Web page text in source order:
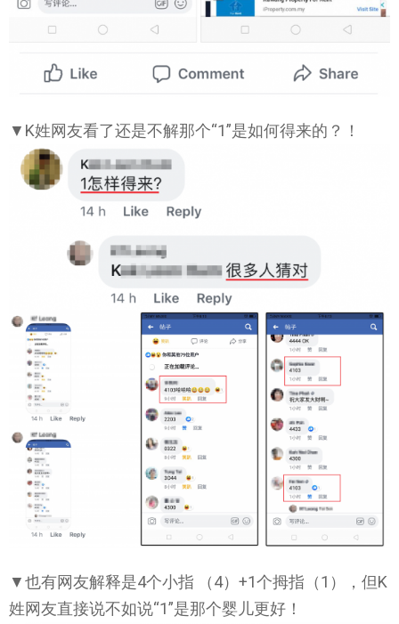
▼K姓网友看了还是不解那个“1”是如何得来的？！
▼也有网友解释是4个小指 （4）+1个拇指（1），但K
姓网友直接说不如说“1”是那个婴儿更好！